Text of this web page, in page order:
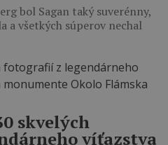
bol Sagan taký suverénny,
a všetkých súperov nechal
skvelých
víťazstva